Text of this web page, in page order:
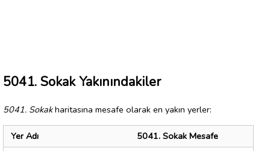
5041. Sokak Yakınındakiler
5041. Sokakharitasına mesafe olarak en yakın yerler:
Yer Adı
5041. Sokak Mesafe